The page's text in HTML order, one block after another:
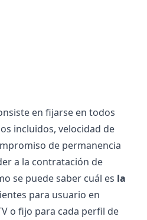
en fijarse en todos
incluidos, velocidad de
de permanencia
a la contratación de
se puede saber cuál es la
para usuario en
o fijo para cada perfil de